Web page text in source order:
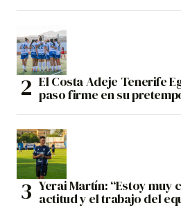
El Costa Adeje Tenerife
paso firme en su
Yerai Martín: “Estoy muy
actitud y el trabajo del